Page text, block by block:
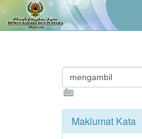
Maklumat Kata